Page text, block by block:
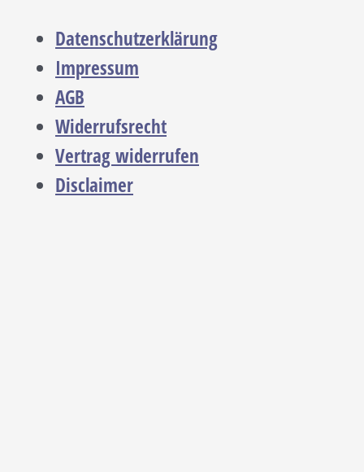
Datenschutzerklärung
Impressum
AGB
Widerrufsrecht
Vertrag widerrufen
Disclaimer